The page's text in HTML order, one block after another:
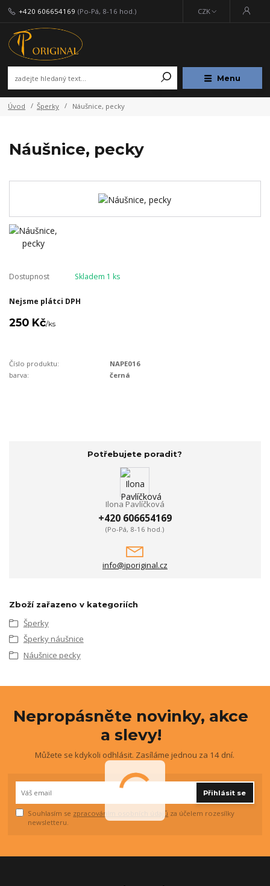
Menu
CZK
+420 606654169 (Po-Pá, 8-16 hod.)
Úvod Šperky Náušnice, pecky
Náušnice, pecky
Dostupnost Skladem 1 ks
Nejsme plátci DPH
250 Kč/ks
Číslo produktu:
NAPE016
barva:
černá
Potřebujete poradit?
Ilona Pavlíčková
+420 606654169
(Po-Pá, 8-16 hod.)
info@iporiginal.cz
Zboží zařazeno v kategoriích
Šperky
Šperky náušnice
Náušnice pecky
Nepropásněte novinky, akce
a slevy!
Můžete se kdykoli odhlásit. Zasíláme jednou za 14 dní.
Přihlásit se
Souhlasím se zpracováním osobních údajů za účelem rozesílky
newsletteru.